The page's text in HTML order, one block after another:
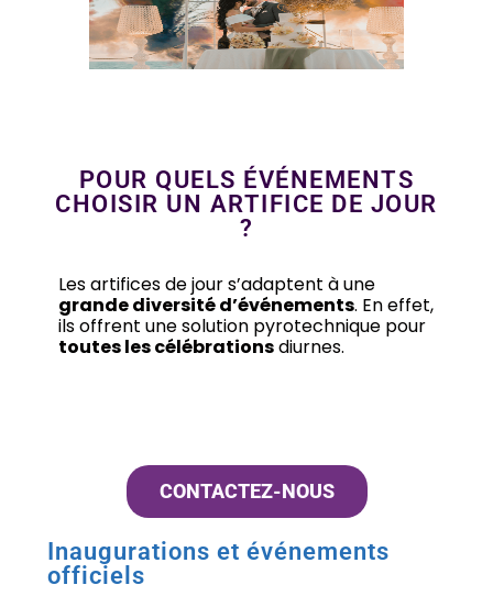
POUR QUELS ÉVÉNEMENTS
CHOISIR UN ARTIFICE DE JOUR
?
Les artifices de jour s’adaptent à une
grande diversité d’événements. En effet,
ils offrent une solution pyrotechnique pour
toutes les célébrationsdiurnes.
CONTACTEZ-NOUS
Inaugurations et événements
officiels